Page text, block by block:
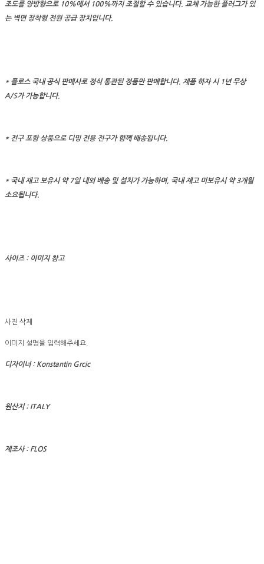
조도를 양방향으로 10%에서 100%까지 조절할 수 있습니다. 교체 가능한 플러그가 있
는 벽면 장착형 전원 공급 장치입니다.
* 플로스 국내 공식 판매사로 정식 통관된 정품만 판매합니다. 제품 하자 시 1년 무상
A/S가 가능합니다.
* 전구 포함 상품으로 디밍 전용 전구가 함께 배송됩니다.
* 국내 재고 보유시 약 7일 내외 배송 및 설치가 가능하며, 국내 재고 미보유시 약 3개월
소요됩니다.
사이즈 : 이미지 참고
사진 삭제
이미지 설명을 입력해주세요.
디자이너 : Konstantin Grcic
원산지 : ITALY
제조사 : FLOS